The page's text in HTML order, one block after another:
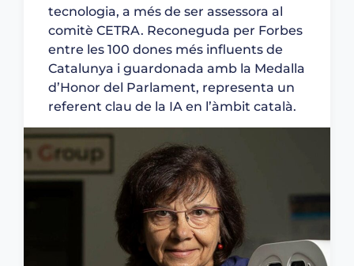
tecnologia, a més de ser assessora al
comitè CETRA. Reconeguda per Forbes
entre les 100 dones més influents de
Catalunya i guardonada amb la Medalla
d’Honor del Parlament, representa un
referent clau de la IA en l’àmbit català.